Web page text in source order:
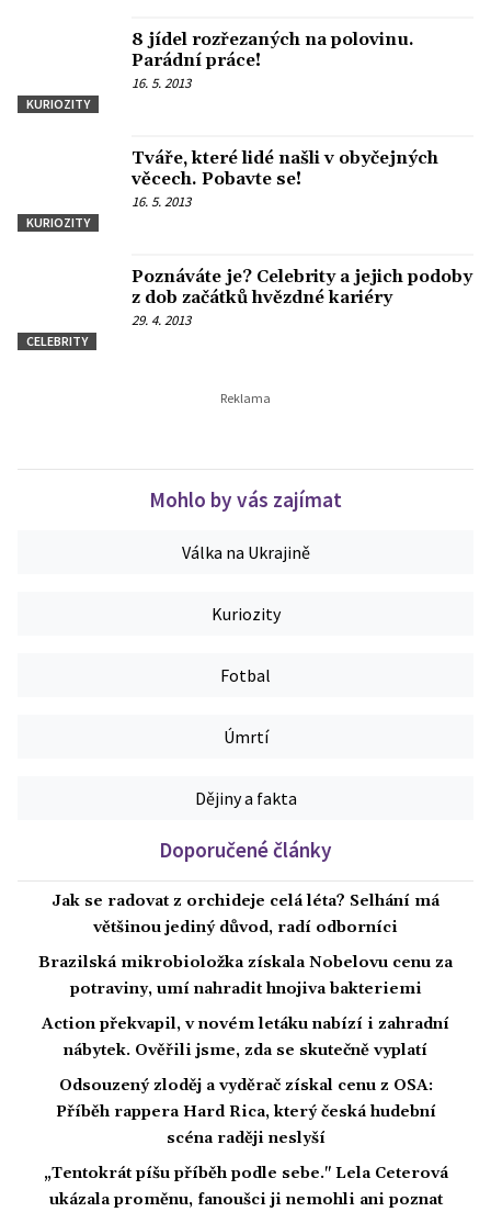
KURIOZITY
8 jídel rozřezaných na polovinu.
Parádní práce!
16. 5. 2013
KURIOZITY
Tváře, které lidé našli v obyčejných
věcech. Pobavte se!
16. 5. 2013
CELEBRITY
Poznáváte je? Celebrity a jejich podoby
z dob začátků hvězdné kariéry
29. 4. 2013
Mohlo by vás zajímat
Válka na Ukrajině
Kuriozity
Fotbal
Úmrtí
Dějiny a fakta
Doporučené články
Jak se radovat z orchideje celá léta? Selhání má
většinou jediný důvod, radí odborníci
Brazilská mikrobioložka získala Nobelovu cenu za
potraviny, umí nahradit hnojiva bakteriemi
Action překvapil, v novém letáku nabízí i zahradní
nábytek. Ověřili jsme, zda se skutečně vyplatí
Odsouzený zloděj a vyděrač získal cenu z OSA:
Příběh rappera Hard Rica, který česká hudební
scéna raději neslyší
„Tentokrát píšu příběh podle sebe." Lela Ceterová
ukázala proměnu, fanoušci ji nemohli ani poznat